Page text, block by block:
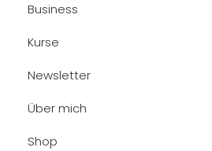
Business
Kurse
Newsletter
Über mich
Shop